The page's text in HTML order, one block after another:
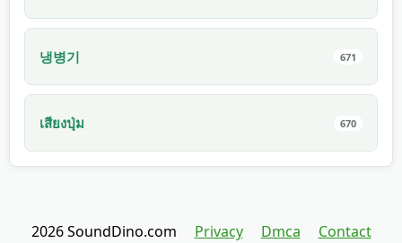
냉병기 671
เสียงปุ่ม 670
2026 SoundDino.com Privacy Dmca Contact